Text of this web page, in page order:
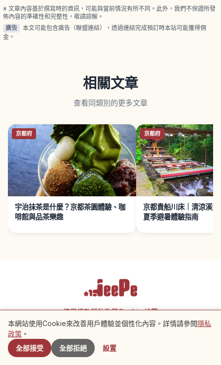
試比較。
※ 文章內容基於撰寫時的資訊，可能與當前情況有所不同。此外，我們不保證所發
佈內容的準確性和完整性，敬請諒解。
廣告
本文可能包含廣告（聯盟連結），透過連結完成預訂時本站可能獲得佣
金。
相關文章
查看同類別的更多文章
京都府
宇治抹茶是什麼？京都茶園體驗、咖
啡館與品茶樂趣
京都府
京都貴船川床｜清涼溪
夏季避暑體驗指南
附近景點
使用條款隱私政策Cookie 設置
本網站使用Cookie來改善用戶體驗並個性化內容。詳情請參閱隱私
政策 。
全部接受
全部拒絕 設置